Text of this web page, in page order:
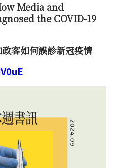
Media and
the COVID-19
客如何誤診新冠疫情